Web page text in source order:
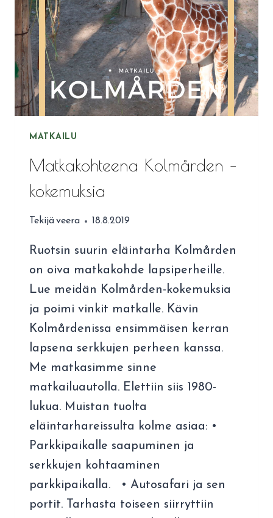
MATKAILU
Matkakohteena Kolmården –
kokemuksia
Tekijäveera 18.8.2019
Ruotsin suurin eläintarha Kolmården
on oiva matkakohde lapsiperheille.
Lue meidän Kolmården-kokemuksia
ja poimi vinkit matkalle. Kävin
Kolmårdenissa ensimmäisen kerran
lapsena serkkujen perheen kanssa.
Me matkasimme sinne
matkailuautolla. Elettiin siis 1980-
lukua. Muistan tuolta
eläintarhareissulta kolme asiaa: •
Parkkipaikalle saapuminen ja
serkkujen kohtaaminen
parkkipaikalla. • Autosafari ja sen
portit. Tarhasta toiseen siirryttiin